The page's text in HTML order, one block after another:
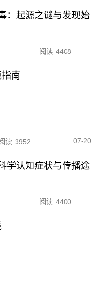
：起源之谜与发现始
阅读 4408
南
读 3952 07-20
学认知症状与传播途
阅读 4400